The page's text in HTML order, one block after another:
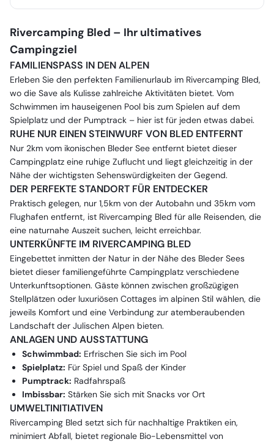
Rivercamping Bled – Ihr ultimatives
Campingziel
FAMILIENSPASS IN DEN ALPEN
Erleben Sie den perfekten Familienurlaub im Rivercamping Bled,
wo die Save als Kulisse zahlreiche Aktivitäten bietet. Vom
Schwimmen im hauseigenen Pool bis zum Spielen auf dem
Spielplatz und der Pumptrack – hier ist für jeden etwas dabei.
RUHE NUR EINEN STEINWURF VON BLED ENTFERNT
Nur 2km vom ikonischen Bleder See entfernt bietet dieser
Campingplatz eine ruhige Zuflucht und liegt gleichzeitig in der
Nähe der wichtigsten Sehenswürdigkeiten der Gegend.
DER PERFEKTE STANDORT FÜR ENTDECKER
Praktisch gelegen, nur 1,5km von der Autobahn und 35km vom
Flughafen entfernt, ist Rivercamping Bled für alle Reisenden, die
eine naturnahe Auszeit suchen, leicht erreichbar.
UNTERKÜNFTE IM RIVERCAMPING BLED
Eingebettet inmitten der Natur in der Nähe des Bleder Sees
bietet dieser familiengeführte Campingplatz verschiedene
Unterkunftsoptionen. Gäste können zwischen großzügigen
Stellplätzen oder luxuriösen Cottages im alpinen Stil wählen, die
jeweils Komfort und eine Verbindung zur atemberaubenden
Landschaft der Julischen Alpen bieten.
ANLAGEN UND AUSSTATTUNG
Schwimmbad: Erfrischen Sie sich im Pool
Spielplatz: Für Spiel und Spaß der Kinder
Pumptrack: Radfahrspaß
Imbissbar: Stärken Sie sich mit Snacks vor Ort
UMWELTINITIATIVEN
Rivercamping Bled setzt sich für nachhaltige Praktiken ein,
minimiert Abfall, bietet regionale Bio-Lebensmittel von